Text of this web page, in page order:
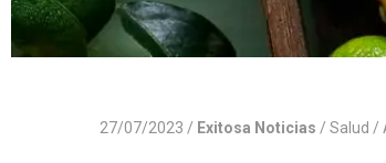
27/07/2023 / Exitosa Noticias / Salud /